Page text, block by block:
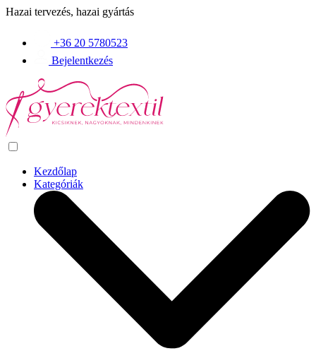
Hazai tervezés, hazai gyártás
+36 20 5780523
Bejelentkezés
Kezdőlap
Kategóriák